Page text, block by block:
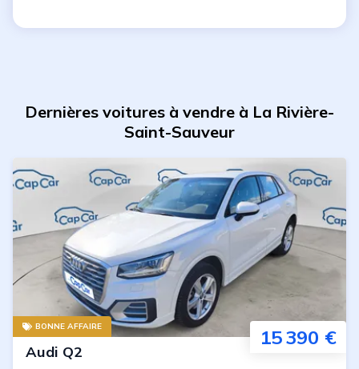
Dernières voitures à vendre à La Rivière-
Saint-Sauveur
BONNE AFFAIRE 15 390 €
Audi Q2